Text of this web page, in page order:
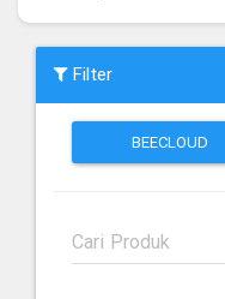
Filter
BEECLOUD